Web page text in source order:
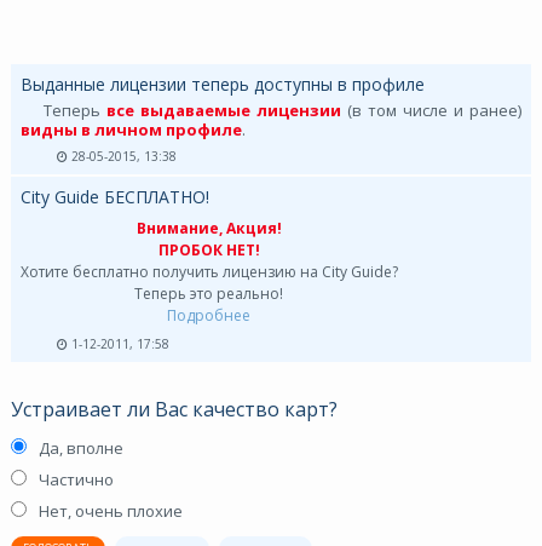
Выданные лицензии теперь доступны в профиле
Теперь все выдаваемые лицензии (в том числе и ранее)
видны в личном профиле.
28-05-2015, 13:38
City Guide БЕСПЛАТНО!
Внимание, Акция!
ПРОБОК НЕТ!
Хотите бесплатно получить лицензию на City Guide?
Теперь это реально!
Подробнее
1-12-2011, 17:58
Устраивает ли Вас качество карт?
Да, вполне
Частично
Нет, очень плохие